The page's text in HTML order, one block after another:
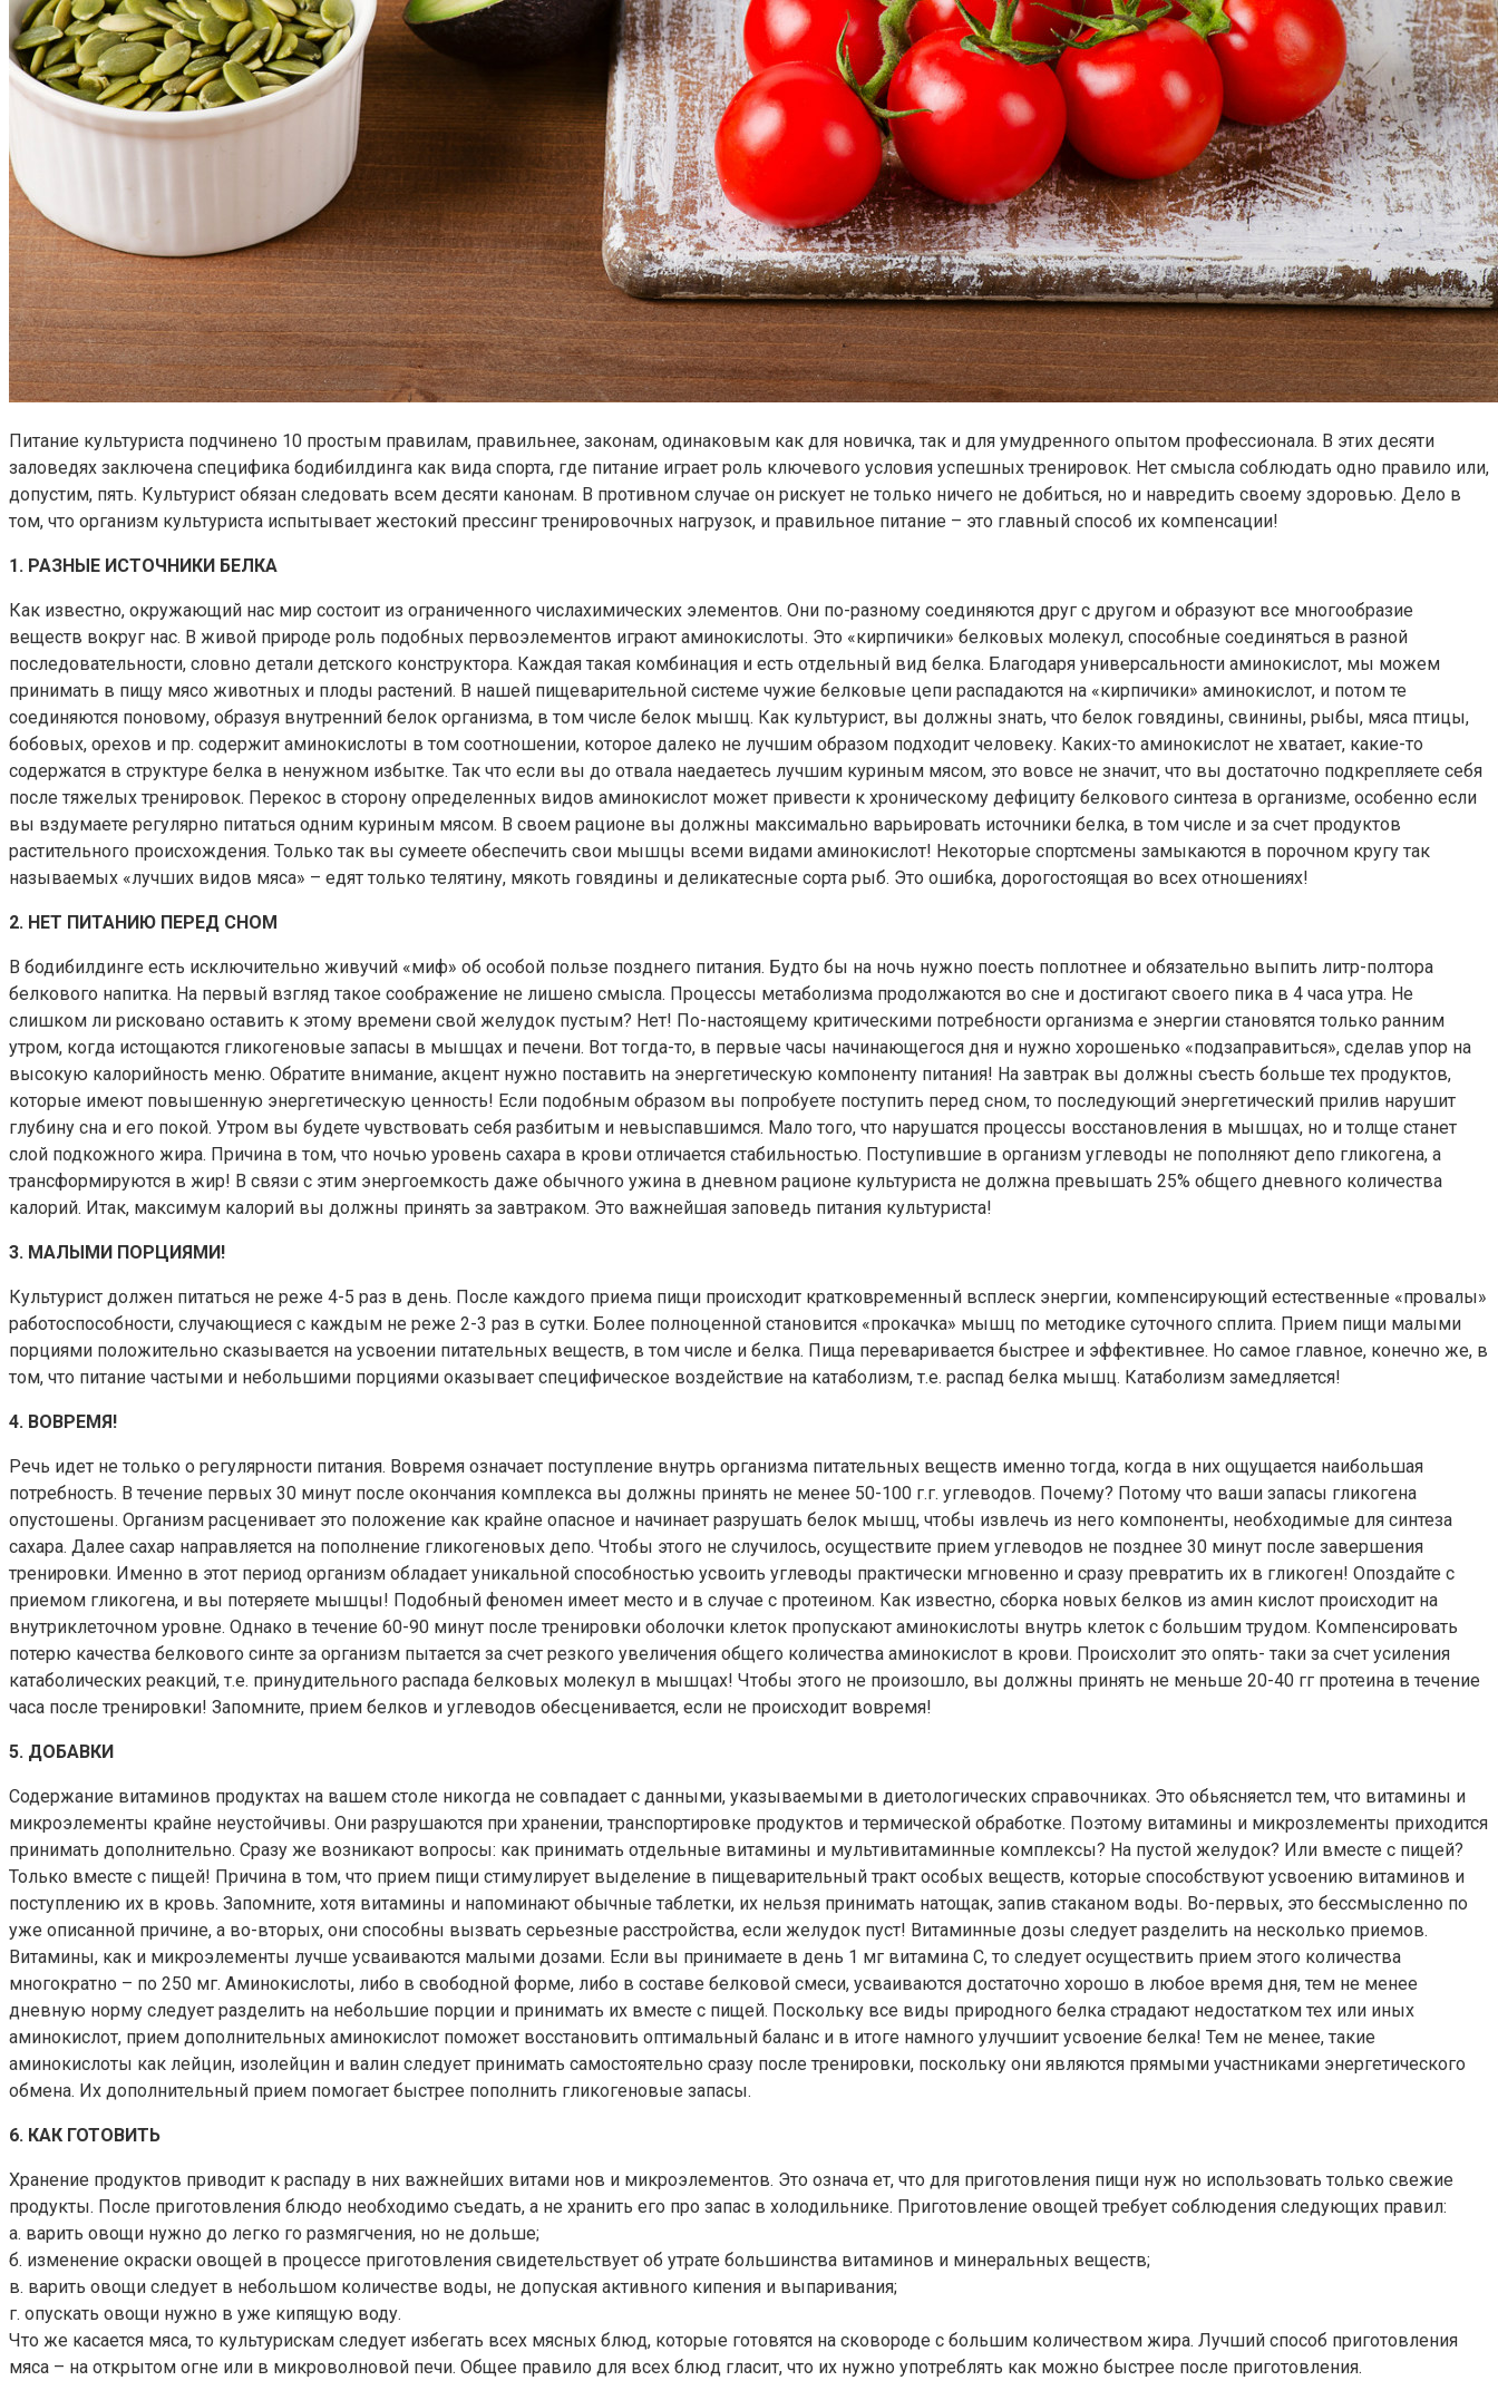
Питание культуриста подчинено 10 простым правилам, правильнее, законам, одинаковым как для новичка, так и для умудренного опытом профессионала. В этих десяти
заловедях заключена специфика бодибилдинга как вида спорта, где питание играет роль ключевого условия успешных тренировок. Нет смысла соблюдать одно правило или,
допустим, пять. Культурист обязан следовать всем десяти канонам. В противном случае он рискует не только ничего не добиться, но и навредить своему здоровью. Дело в
том, что организм культуриста испытывает жестокий прессинг тренировочных нагрузок, и правильное питание – это главный спосо6 их компенсации!
1. РАЗНЫЕ ИСТОЧНИКИ БЕЛКА
Как известно, окружающий нас мир состоит из ограниченного числахимических элементов. Они по-разному соединяются друг с другом и образуют все многообразие
веществ вокруг нас. В живой природе роль подобных первоэлементов играют аминокислоты. Это «кирпичики» белковых молекул, способные соединяться в разной
последовательности, словно детали детского конструктора. Каждая такая комбинация и есть отдельный вид белка. Благодаря универсальности аминокислот, мы можем
принимать в пищу мясо животных и плоды растений. В нашей пищеварительной системе чужие белковые цепи распадаются на «кирпичики» аминокислот, и потом те
соединяются поновому, образуя внутренний белок организма, в том числе белок мышц. Как культурист, вы должны знать, что белок говядины, свинины, рыбы, мяса птицы,
бобовых, орехов и пр. содержит аминокислоты в том соотношении, которое далеко не лучшим образом подходит человеку. Каких-то аминокислот не хватает, какие-то
содержатся в структуре белка в ненужном избытке. Так что если вы до отвала наедаетесь лучшим куриным мясом, это вовсе не значит, что вы достаточно подкрепляете себя
после тяжелых тренировок. Перекос в сторону определенных видов аминокислот может привести к хроническому дефициту белкового синтеза в организме, особенно если
вы вздумаете регулярно питаться одним куриным мясом. В своем рационе вы должны максимально варьировать источники белка, в том числе и за счет продуктов
растительного происхождения. Только так вы сумеете обеспечить свои мышцы всеми видами аминокислот! Некоторые спортсмены замыкаются в порочном кругу так
называемых «лучших видов мяса» – едят только телятину, мякоть говядины и деликатесные сорта рыб. Это ошибка, дорогостоящая во всех отношениях!
2. НЕТ ПИТАНИЮ ПЕРЕД СНОМ
В бодибилдинге есть исключительно живучий «миф» об особой пользе позднего питания. Будто бы на ночь нужно поесть поплотнее и обязательно выпить литр-полтора
белкового напитка. На первый взгляд такое соображение не лишено смысла. Процессы метаболизма продолжаются во сне и достигают своего пика в 4 часа утра. Не
слишком ли рисковано оставить к этому времени свой желудок пустым? Нет! По-настоящему критическими потребности организма е энергии становятся только ранним
утром, когда истощаются гликогеновые запасы в мышцах и печени. Вот тогда-то, в первые часы начинающегося дня и нужно хорошенько «подзаправиться», сделав упор на
высокую калорийность меню. Обратите внимание, акцент нужно поставить на энергетическую компоненту питания! На завтрак вы должны съесть больше тех продуктов,
которые имеют повышенную энергетическую ценность! Если подобным образом вы попробуете поступить перед сном, то последующий энергетический прилив нарушит
глубину сна и его покой. Утром вы будете чувствовать себя разбитым и невыспавшимся. Мало того, что нарушатся процессы восстановления в мышцах, но и толще станет
слой подкожного жира. Причина в том, что ночью уровень сахара в крови отличается стабильностью. Поступившие в организм углеводы не пополняют депо гликогена, а
трансформируются в жир! В связи с этим энергоемкость даже обычного ужина в дневном рационе культуриста не должна превышать 25% общего дневного количества
калорий. Итак, максимум калорий вы должны принять за завтраком. Это важнейшая заповедь питания культуриста!
3. МАЛЫМИ ПОРЦИЯМИ!
Культурист должен питаться не реже 4-5 раз в день. После каждого приема пищи происходит кратковременный всплеск энергии, компенсирующий естественные «провалы»
работоспособности, случающиеся с каждым не реже 2-3 раз в сутки. Более полноценной становится «прокачка» мышц по методике суточного сплита. Прием пищи малыми
порциями положительно сказывается на усвоении питательных веществ, в том числе и белка. Пища переваривается быстрее и эффективнее. Но самое главное, конечно же, в
том, что питание частыми и небольшими порциями оказывает специфическое воздействие на катаболизм, т.е. распад белка мышц. Катаболизм замедляется!
4. ВОВРЕМЯ!
Речь идет не только о регулярности питания. Вовремя означает поступление внутрь организма питательных веществ именно тогда, когда в них ощущается наибольшая
потребность. В течение первых 30 минут после окончания комплекса вы должны принять не менее 50-100 г.г. углеводов. Почему? Потому что ваши запасы гликогена
опустошены. Организм расценивает это положение как крайне опасное и начинает разрушать белок мышц, чтобы извлечь из него компоненты, необходимые для синтеза
сахара. Далее сахар направляется на пополнение гликогеновых депо. Чтобы этого не случилось, осуществите прием углеводов не позднее 30 минут после завершения
тренировки. Именно в этот период организм обладает уникальной способностью усвоить углеводы практически мгновенно и сразу превратить их в гликоген! Опоздайте с
приемом гликогена, и вы потеряете мышцы! Подобный феномен имеет место и в случае с протеином. Как известно, сборка новых белков из амин кислот происходит на
внутриклеточном уровне. Однако в течение 60-90 минут после тренировки оболочки клеток пропускают аминокислоты внутрь клеток с большим трудом. Компенсировать
потерю качества белкового синте за организм пытается за счет резкого увеличения общего количества аминокислот в крови. Происхолит это опять- таки за счет усиления
катаболических реакций, т.е. принудительного распада белковых молекул в мышцах! Чтобы этого не произошло, вы должны принять не меньше 20-40 гг протеина в течение
часа после тренировки! Запомните, прием белков и углеводов обесценивается, если не происходит вовремя!
5. ДОБАВКИ
Содержание витаминов продуктах на вашем столе никогда не совпадает с данными, указываемыми в диетологических справочниках. Это обьясняетсл тем, что витамины и
микроэлементы крайне неустойчивы. Они разрушаются при хранении, транспортировке продуктов и термической обработке. Поэтому витамины и микрозлементы приходится
принимать дополнительно. Сразу же возникают вопросы: как принимать отдельные витамины и мультивитаминные комплексы? На пустой желудок? Или вместе с пищей?
Только вместе с пищей! Причина в том, что прием пищи стимулирует выделение в пищеварительный тракт особых веществ, которые способствуют усвоению витаминов и
поступлению их в кровь. Запомните, хотя витамины и напоминают обычные таблетки, их нельзя принимать натощак, запив стаканом воды. Во-первых, это бессмысленно по
уже описанной причине, а во-вторых, они способны вызвать серьезные расстройства, если желудок пуст! Витаминные дозы следует разделить на несколько приемов.
Витамины, как и микроэлементы лучше усваиваются малыми дозами. Если вы принимаете в день 1 мг витамина С, то следует осуществить прием этого количества
многократно – по 250 мг. Аминокислоты, либо в свободной форме, либо в составе белковой смеси, усваиваются достаточно хорошо в любое время дня, тем не менее
дневную норму следует разделить на небольшие порции и принимать их вместе с пищей. Поскольку все виды природного белка страдают недостатком тех или иных
аминокислот, прием дополнительных аминокислот поможет восстановить оптимальный баланс и в итоге намного улучшиит усвоение белка! Тем не менее, такие
аминокислоты как лейцин, изолейцин и валин следует принимать самостоятельно сразу после тренировки, поскольку они являются прямыми участниками энергетического
обмена. Их дополнительный прием помогает быстрее пополнить гликогеновые запасы.
6. КАК ГОТОВИТЬ
Хранение продуктов приводит к распаду в них важнейших витами нов и микроэлементов. Это означа ет, что для приготовления пищи нуж но использовать только свежие
продукты. После приготовления блюдо необходимо съедать, а не хранить его про запас в холодильнике. Приготовление овощей требует соблюдения следующих правил:
а. варить овощи нужно до легко го размягчения, но не дольше;
б. изменение окраски овощей в процессе приготовления свидетельствует об утрате большинства витаминов и минеральных веществ;
в. варить овощи следует в небольшом количестве воды, не допуская активного кипения и выпаривания;
г. опускать овощи нужно в уже кипящую воду.
Что же касается мяса, то культурискам следует избегать всех мясных блюд, которые готовятся на сковороде с большим количеством жира. Лучший способ приготовления
мяса – на открытом огне или в микроволновой печи. Общее правило для всех блюд гласит, что их нужно употреблять как можно быстрее после приготовления.